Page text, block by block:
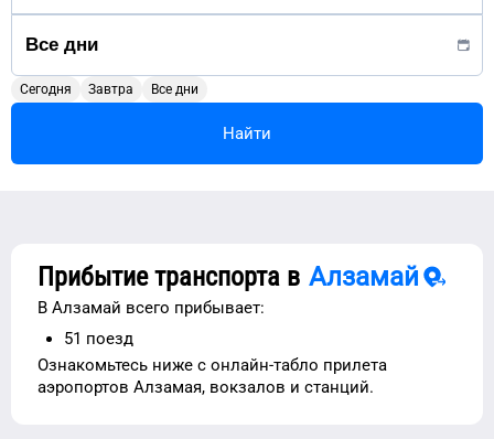
Сегодня Завтра Все дни
Найти
Прибытие транспорта в Алзамай
В Алзамай всего прибывает:
51 поезд
Ознакомьтесь ниже с онлайн-табло прилета
аэропортов Алзамая, вокзалов и станций.